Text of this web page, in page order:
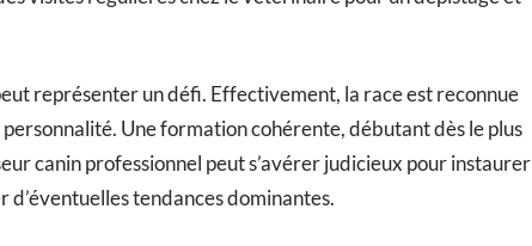
représenter un défi. Effectivement, la race est reconnue
Une formation cohérente, débutant dès le plus
canin professionnel peut s’avérer judicieux pour instaurer
d’éventuelles tendances dominantes.